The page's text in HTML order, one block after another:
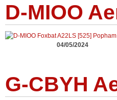
D-MIOO
04/05/2024
G-CBYH